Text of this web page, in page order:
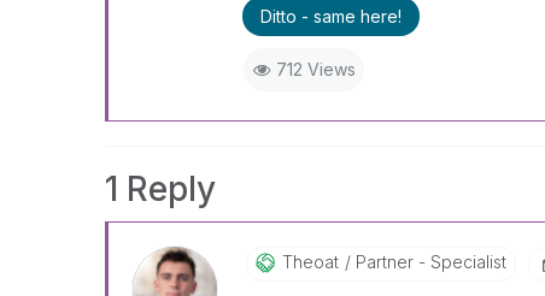
Ditto - same here!
712 Views
1 Reply
Theoat Partner - Specialist